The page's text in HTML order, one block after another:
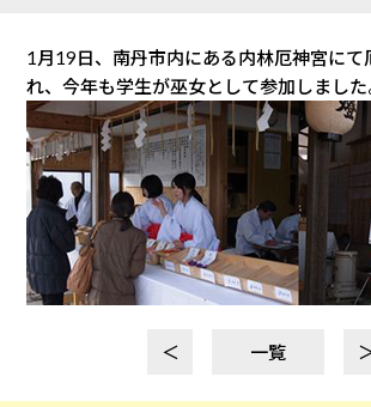
1月19日、南丹市内にある内林厄神宮にて
れ、今年も学生が巫女として参加しました
＜ 一覧